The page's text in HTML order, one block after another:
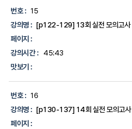
번호 : 15
강의명 : [p122-129] 13회 실전 모의고사
페이지 :
강의시간 :
45:43
맛보기 :
번호 : 16
강의명 : [p130-137] 14회 실전 모의고사
페이지 :